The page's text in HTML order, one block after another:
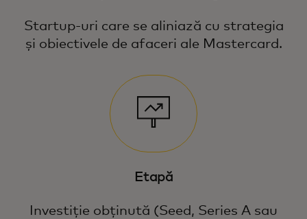
Startup-uri care se aliniază cu strategia
și obiectivele de afaceri ale Mastercard.
Etapă
Investiție obținută (Seed, Series A sau